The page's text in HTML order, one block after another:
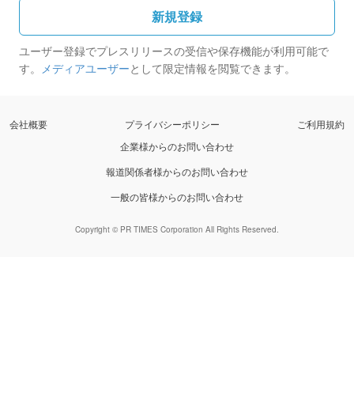
新規登録
ユーザー登録でプレスリリースの受信や保存機能が利用可能で
す。 メディアユーザーとして限定情報を閲覧できます。
会社概要 プライバシーポリシー
ご利用規約
企業様からのお問い合わせ
報道関係者様からのお問い合わせ
一般の皆様からのお問い合わせ
Copyright © PR TIMES Corporation All Rights Reserved.